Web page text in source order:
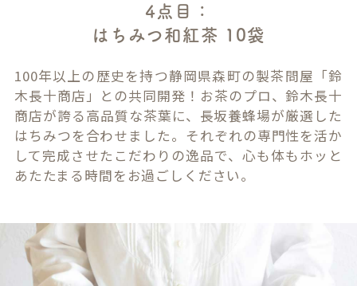
4点目：
はちみつ和紅茶 10袋
100年以上の歴史を持つ静岡県森町の製茶問屋「鈴
木長十商店」との共同開発！お茶のプロ、鈴木長十
商店が誇る高品質な茶葉に、長坂養蜂場が厳選した
はちみつを合わせました。それぞれの専門性を活か
して完成させたこだわりの逸品で、心も体もホッと
あたたまる時間をお過ごしください。